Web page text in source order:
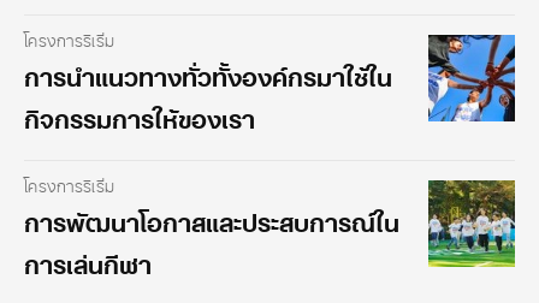
โครงการริเริ่ม
การนำแนวทางทั่วทั้งองค์กรมาใช้ใน
กิจกรรมการให้ของเรา
โครงการริเริ่ม
การพัฒนาโอกาสและประสบการณ์ใน
การเล่นกีฬา